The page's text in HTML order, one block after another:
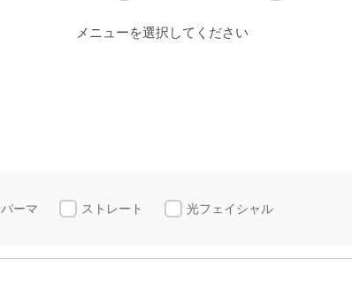
メニューを選択してください
パーマ ストレート 光フェイシャル